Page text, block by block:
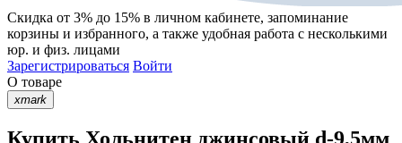
Скидка от 3% до 15% в личном кабинете, запоминание
корзины и избранного, а также удобная работа с несколькими
юр. и физ. лицами
Зарегистрироваться Войти
О товаре
xmark
Купить Хольнитен джинсовый d-9,5мм